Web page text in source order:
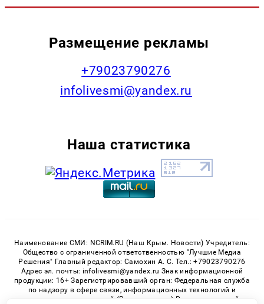
Размещение рекламы
+79023790276
infolivesmi@yandex.ru
Наша статистика
Наименование СМИ: NCRIM.RU (Наш Крым. Новости) Учредитель:
Общество с ограниченной ответственностью "Лучшие Медиа
Решения" Главный редактор: Самохин А. С. Тел.: +79023790276
Адрес эл. почты: infolivesmi@yandex.ru Знак информационной
продукции: 16+ Зарегистрировавший орган: Федеральная служба
по надзору в сфере связи, информационных технологий и
массовых коммуникаций (Роскомнадзор) Регистрационный